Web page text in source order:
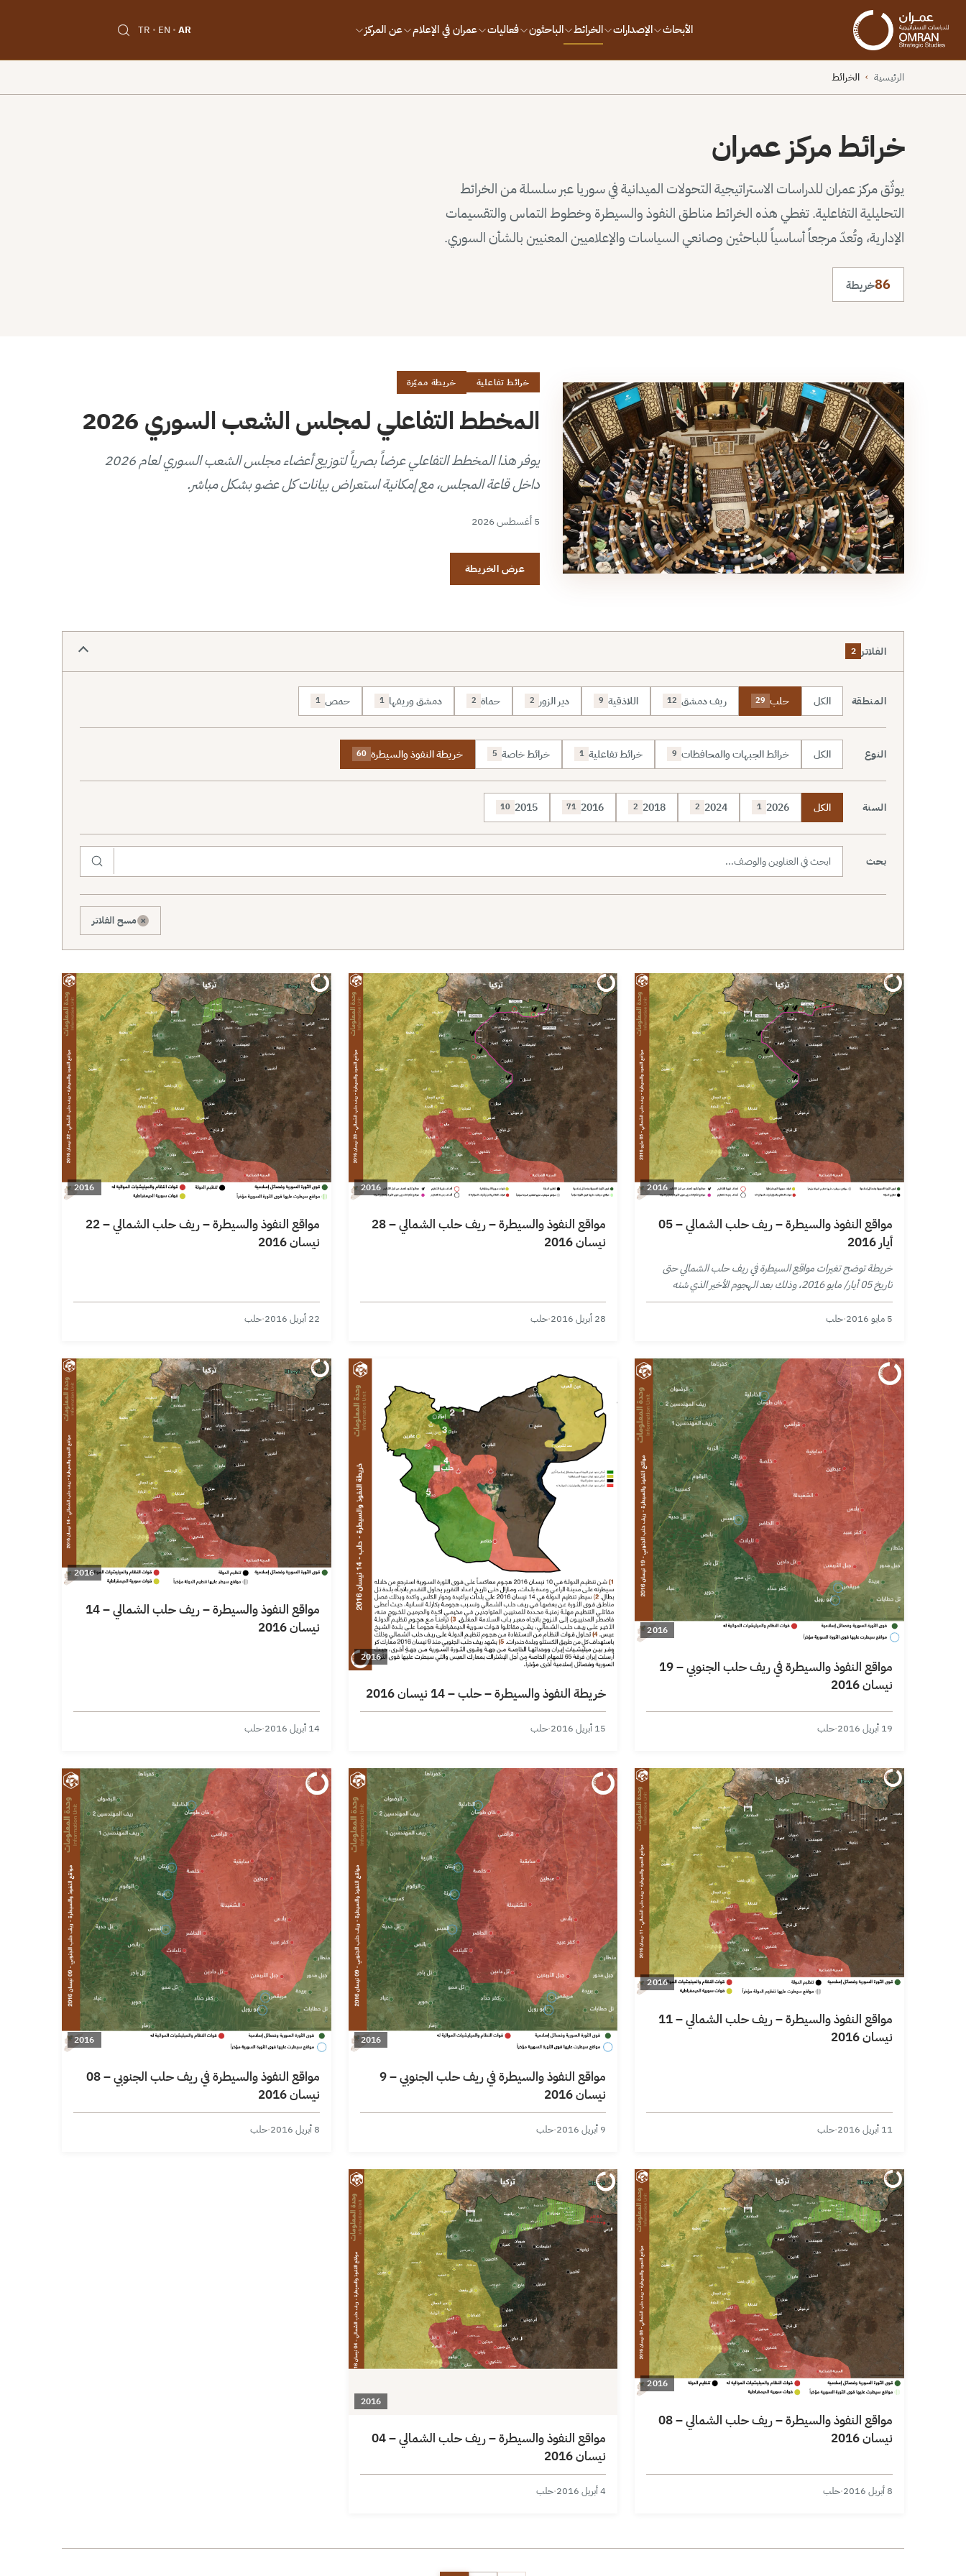
الأبحاث الإصدارات الخرائط الباحثون فعاليات عمران في الإعلام عن المركز AR
EN
TR
الرئيسية › الخرائط
خرائط مركز عمران
يوثّق مركز عمران للدراسات الاستراتيجية التحولات الميدانية في سوريا عبر سلسلة من الخرائط
التحليلية التفاعلية. تغطي هذه الخرائط مناطق النفوذ والسيطرة وخطوط التماس والتقسيمات
الإدارية، وتُعدّ مرجعاً أساسياً للباحثين وصانعي السياسات والإعلاميين المعنيين بالشأن السوري.
86خريطة
خرائط تفاعلية خريطة مميّزة
المخطط التفاعلي لمجلس الشعب السوري 2026
يوفر هذا المخطط التفاعلي عرضاً بصرياً لتوزيع أعضاء مجلس الشعب السوري لعام 2026
داخل قاعة المجلس، مع إمكانية استعراض بيانات كل عضو بشكل مباشر.
5 أغسطس 2026
عرض الخريطة
الفلاتر 2
المنطقة الكل حلب 29 ريف دمشق 12 اللاذقية 9 دير الزور 2 حماة 2 دمشق وريفها 1 حمص 1
النوع الكل خرائط الجبهات والمحافظات 9 خرائط تفاعلية 1 خرائط خاصة 5 خريطة النفوذ والسيطرة 60
السنة الكل 2026
1
2024
2
2018
2
2016
71
2015
10
بحث
× مسح الفلاتر
2016
مواقع النفوذ والسيطرة – ريف حلب الشمالي – 05
أيار 2016
خريطة توضح تغيرات مواقع السيطرة في ريف حلب الشمالي حتى
تاريخ 05 أيار/ مايو 2016، وذلك بعد الهجوم الأخير الذي شنه
مقاتلي تنظيم الدولة على أكثر من موقع.
5 مايو 2016 ·حلب
2016
مواقع النفوذ والسيطرة – ريف حلب الشمالي – 28
نيسان 2016
28 أبريل 2016 ·حلب
2016
مواقع النفوذ والسيطرة – ريف حلب الشمالي – 22
نيسان 2016
22 أبريل 2016 ·حلب
2016
مواقع النفوذ والسيطرة في ريف حلب الجنوبي – 19
نيسان 2016
19 أبريل 2016 ·حلب
2016
خريطة النفوذ والسيطرة – حلب – 14 نيسان 2016
15 أبريل 2016 ·حلب
2016
مواقع النفوذ والسيطرة – ريف حلب الشمالي – 14
نيسان 2016
14 أبريل 2016 ·حلب
2016
مواقع النفوذ والسيطرة – ريف حلب الشمالي – 11
نيسان 2016
11 أبريل 2016 ·حلب
2016
مواقع النفوذ والسيطرة في ريف حلب الجنوبي – 9
نيسان 2016
9 أبريل 2016 ·حلب
2016
مواقع النفوذ والسيطرة في ريف حلب الجنوبي – 08
نيسان 2016
8 أبريل 2016 ·حلب
2016
مواقع النفوذ والسيطرة – ريف حلب الشمالي – 08
نيسان 2016
8 أبريل 2016 ·حلب
2016
مواقع النفوذ والسيطرة – ريف حلب الشمالي – 04
نيسان 2016
4 أبريل 2016 ·حلب